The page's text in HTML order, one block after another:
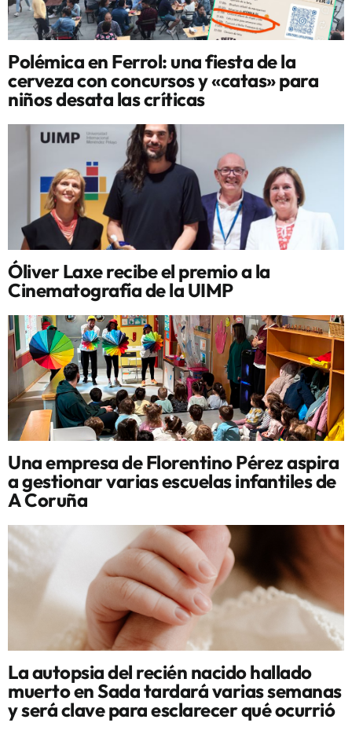
Polémica en Ferrol: una fiesta de la
cerveza con concursos y «catas» para
niños desata las críticas
Óliver Laxe recibe el premio a la
Cinematografía de la UIMP
Una empresa de Florentino Pérez aspira
a gestionar varias escuelas infantiles de
A Coruña
La autopsia del recién nacido hallado
muerto en Sada tardará varias semanas
y será clave para esclarecer qué ocurrió